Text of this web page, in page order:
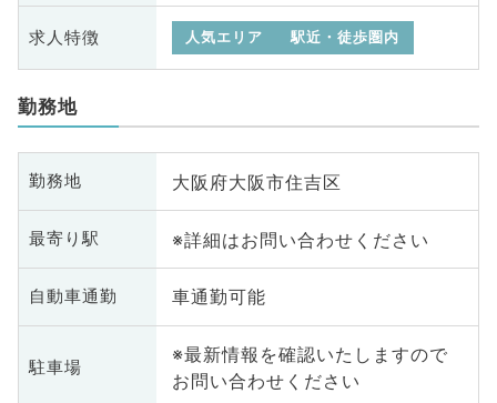
求人特徴 人気エリア 駅近・徒歩圏内
勤務地
勤務地 大阪府大阪市住吉区
最寄り駅 ※詳細はお問い合わせください
自動車通勤 車通勤可能
駐車場
※最新情報を確認いたしますので
お問い合わせください